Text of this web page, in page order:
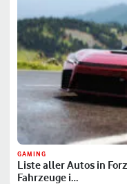
GAMING
Liste aller Autos in
Fahrzeuge i…